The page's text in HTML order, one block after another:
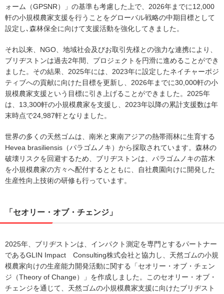
ォーム（GPSNR）」の基準も考慮した上で、2026年までに12,000
軒の小規模農家支援を行うことをグローバル戦略の中期目標として
設定し､森林保全に向けて支援活動を強化してきました。
それ以来、NGO、地域社会及びお取引先様との強力な連携により、
ブリヂストンは過去2年間、プロジェクトを円滑に進めることができ
ました。その結果、2025年には、2023年に設定したネイチャーポジ
ティブへの貢献に向けた目標を更新し、2026年までに30,000軒の小
規模農家支援という目標に引き上げることができました。2025年
は、13,300軒の小規模農家を支援し、2023年以降の累計支援数は年
末時点で24,987軒となりました。
世界の多くの天然ゴムは、南米と東南アジアの熱帯雨林に生育する
Hevea brasiliensis（パラゴムノキ）から採取されています。森林の
破壊リスクを回避するため、ブリヂストンは、パラゴムノキの苗木
を小規模農家の方々へ配付するとともに、自社農園向けに開発した
生産性向上技術の研修も行っています。
「セオリー・オブ・チェンジ」
2025年、ブリヂストンは、インパクト測定を専門とするパートナー
であるGLIN Impact Consulting株式会社と協力し、天然ゴムの小規
模農家向けの生産能力開発活動に関する「セオリー・オブ・チェン
ジ（Theory of Change）」を作成しました。このセオリー・オブ・
チェンジを通じて、天然ゴムの小規模農家支援に向けたブリヂスト